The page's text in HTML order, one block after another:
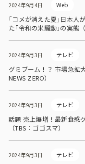
2024年9月4日 Web
｢コメが消えた夏｣日本人
た｢令和の米騒動｣の実態
2024年9月3日 テレビ
グミブーム！？ 市場急拡
NEWS ZERO）
2024年9月3日 テレビ
話題 売上爆増！最新食感
（TBS：ゴゴスマ）
2024年9月3日 テレビ